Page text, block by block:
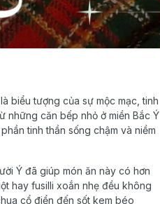
biểu tượng của sự mộc mạc, tinh
những căn bếp nhỏ ở miền Bắc Ý
tinh thần sống chậm và niềm
Ý đã giúp món ăn này có hơn
hay fusilli xoắn nhẹ đều không
cổ điển đến sốt kem béo